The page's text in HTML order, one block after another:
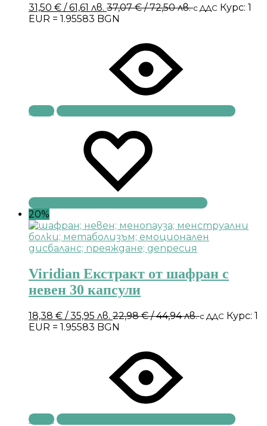
31,50 € / 61,61 лв. 37,07€/ 72,50 лв.с ДДС Курс: 1
EUR = 1.95583 BGN
Купи
20%
Viridian Екстракт от шафран с
невен 30 капсули
18,38 € / 35,95 лв. 22,98€/ 44,94 лв.с ДДС Курс: 1
EUR = 1.95583 BGN
Купи